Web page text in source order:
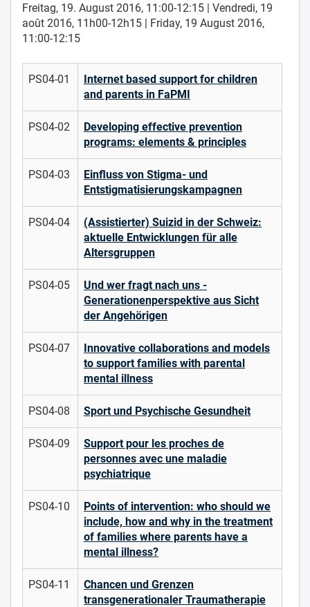
Freitag, 19. August 2016, 11:00-12:15 | Vendredi, 19
août 2016, 11h00-12h15 | Friday, 19 August 2016,
11:00-12:15
PS04-01
Internet based support for children
and parents in FaPMI
PS04-02
Developing effective prevention
programs: elements & principles
PS04-03
Einfluss von Stigma- und
Entstigmatisierungskampagnen
PS04-04
(Assistierter) Suizid in der Schweiz:
aktuelle Entwicklungen für alle
Altersgruppen
PS04-05
Und wer fragt nach uns -
Generationenperspektive aus Sicht
der Angehörigen
PS04-07
Innovative collaborations and models
to support families with parental
mental illness
PS04-08 Sport und Psychische Gesundheit
PS04-09
Support pour les proches de
personnes avec une maladie
psychiatrique
PS04-10
Points of intervention: who should we
include, how and why in the treatment
of families where parents have a
mental illness?
PS04-11
Chancen und Grenzen
transgenerationaler Traumatherapie